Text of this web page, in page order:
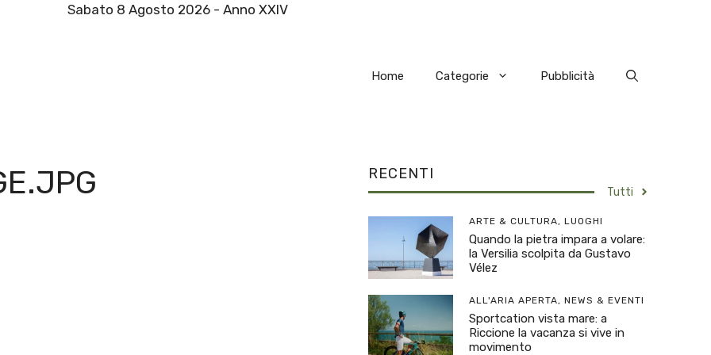
Sabato 8 Agosto 2026 - Anno XXIV
Home Categorie Pubblicità
RECENTI
Tutti
ARTE & CULTURA, LUOGHI
Quando la pietra impara a volare:
la Versilia scolpita da Gustavo
Vélez
ALL'ARIA APERTA, NEWS & EVENTI
Sportcation vista mare: a
Riccione la vacanza si vive in
movimento